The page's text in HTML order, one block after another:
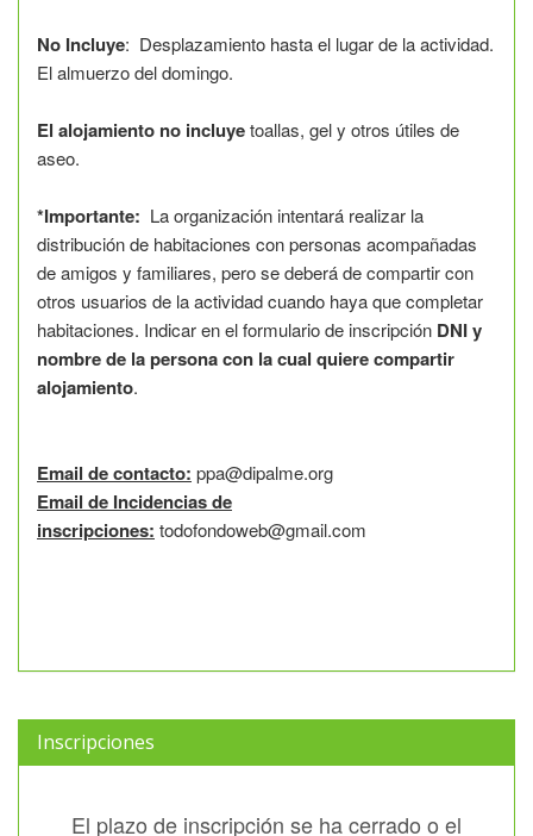
No Incluye: Desplazamiento hasta el lugar de la actividad.
El almuerzo del domingo.
El alojamiento no incluyetoallas, gel y otros útiles de
aseo.
*Importante: La organización intentará realizar la
distribución de habitaciones con personas acompañadas
de amigos y familiares, pero se deberá de compartir con
otros usuarios de la actividad cuando haya que completar
habitaciones. Indicar en el formulario de inscripción DNI y
nombre de la persona con la cual quiere compartir
alojamiento.
Email de contacto: ppa@dipalme.org
Email de Incidencias de
inscripciones: todofondoweb@gmail.com
Inscripciones
El plazo de inscripción se ha cerrado o el